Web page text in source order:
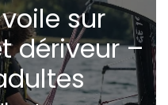
sur
dériveur –